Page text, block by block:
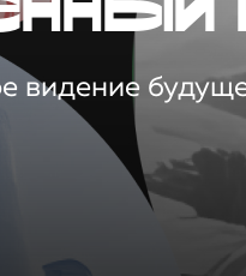
видение